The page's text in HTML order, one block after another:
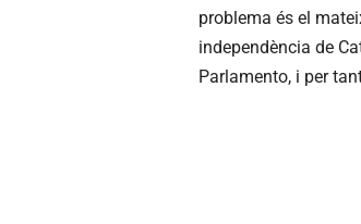
problema és el
independència de
Parlamento, i per